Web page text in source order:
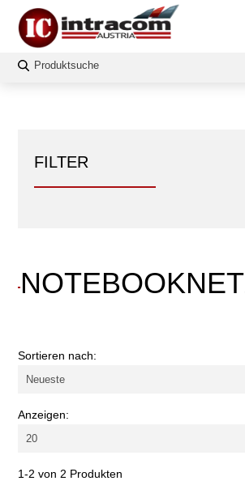
FILTER
FILTERN
Sortieren nach:
Anzeigen:
1-2 von 2 Produkten